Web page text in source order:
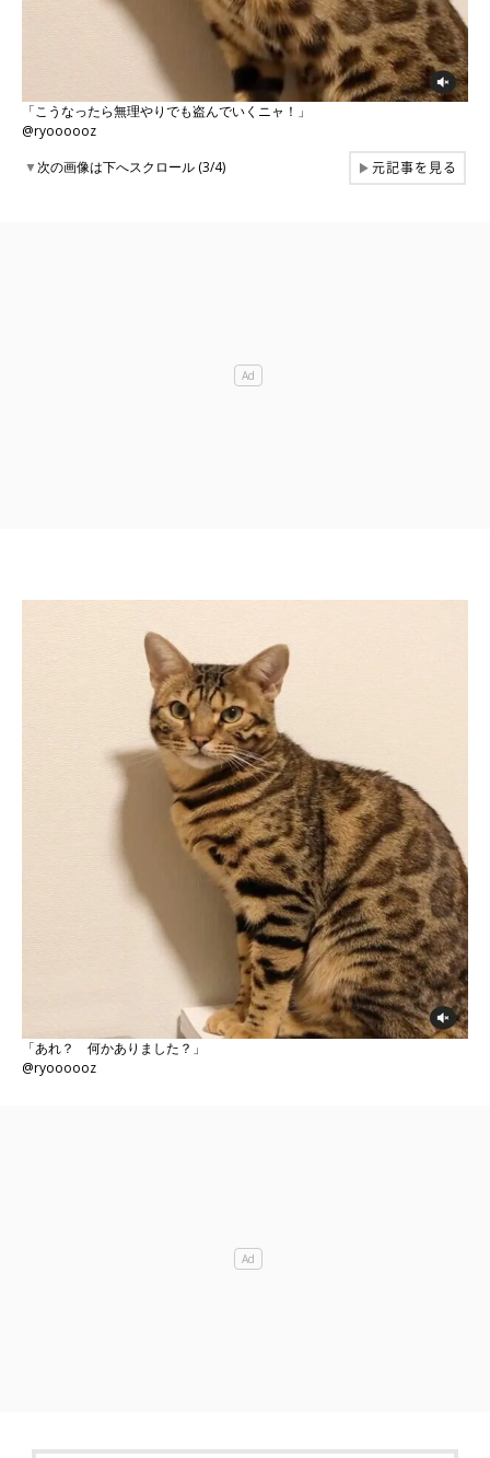
「こうなったら無理やりでも盗んでいくニャ！」
@ryoooooz
▼次の画像は下へスクロール (3/4) ▶元記事を見る
「あれ？ 何かありました？」
@ryoooooz